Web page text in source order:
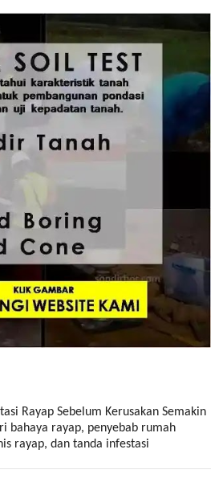
Rayap Sebelum Kerusakan Semakin
bahaya rayap, penyebab rumah
rayap, dan tanda infestasi